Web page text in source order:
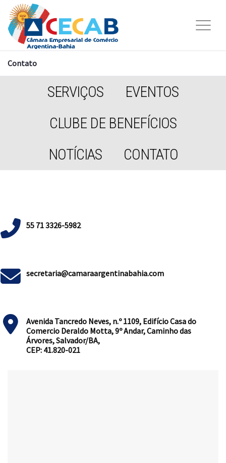
Contato
SERVIÇOS
EVENTOS
CLUBE DE BENEFÍCIOS
NOTÍCIAS
CONTATO
55 71 3326-5982
secretaria@camaraargentinabahia.com
Avenida Tancredo Neves, n.º 1109, Edifício Casa do
Comercio Deraldo Motta, 9º Andar, Caminho das
Árvores, Salvador/BA,
CEP: 41.820-021